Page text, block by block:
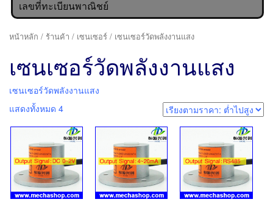
เลขที่ทะเบียนพาณิชย์
หน้าหลัก / ร้านค้า / เซนเซอร์ / เซนเซอร์วัดพลังงานแสง
เซนเซอร์วัดพลังงานแสง
เซนเซอร์วัดพลังงานแสง
แสดงทั้งหมด 4